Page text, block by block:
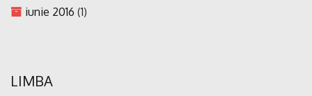
iunie 2016 (1)
LIMBA